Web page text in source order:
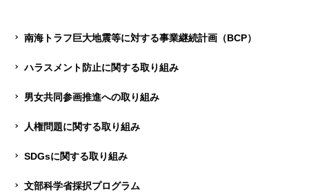
南海トラフ巨大地震等に対する事業継続計画（BCP）
ハラスメント防止に関する取り組み
男女共同参画推進への取り組み
人権問題に関する取り組み
SDGsに関する取り組み
文部科学省採択プログラム